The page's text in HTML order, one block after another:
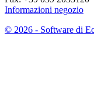
Informazioni negozio
© 2026 - Software di